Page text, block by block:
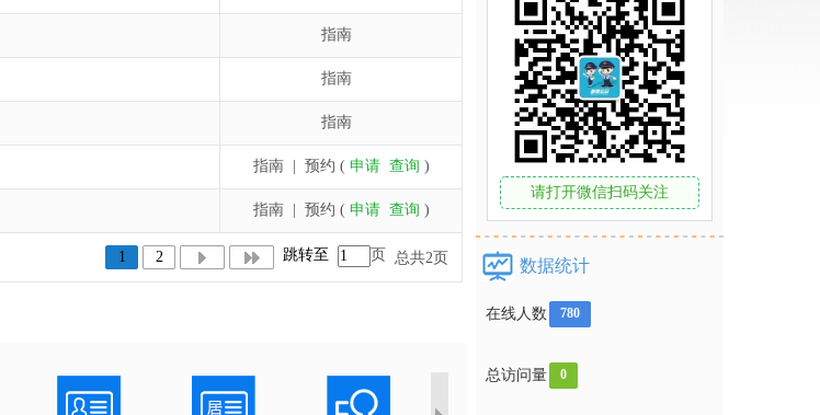
指南
指南
指南
指南 预约 ( 申请 查询 )
指南 预约 ( 申请 查询 )
总共2页
跳转至 页
2
1
请打开微信扫码关注
数据统计
在线人数 780
总访问量 0